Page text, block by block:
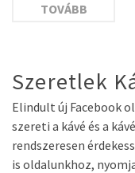
TOVÁBB
Szeretlek
Elindult új Facebook
szereti a kávé és a
rendszeresen
is oldalunkhoz,